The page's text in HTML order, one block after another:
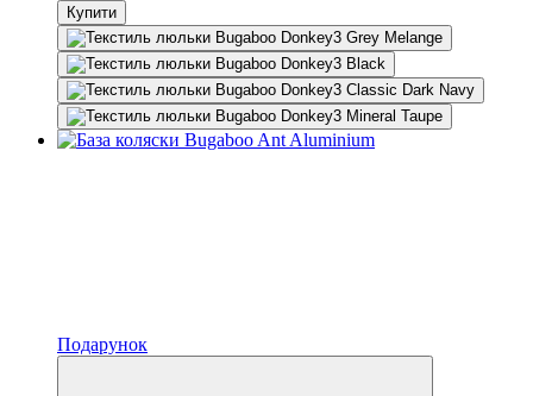
Купити
Подарунок